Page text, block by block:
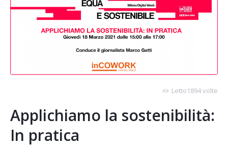
Letto1894 volte
Applichiamo la sostenibilità:
In pratica